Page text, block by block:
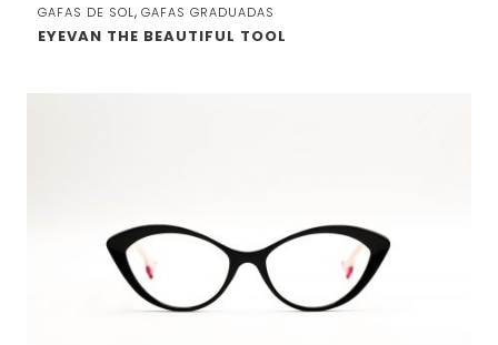
GAFAS DE SOL, GAFAS GRADUADAS
EYEVAN THE BEAUTIFUL TOOL